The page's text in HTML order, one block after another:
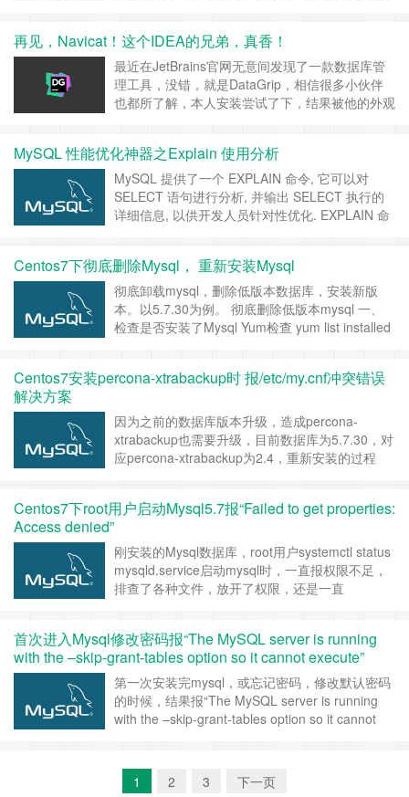
工具。今天就给大家推荐一个可以完美替代的工具
——DBeaver(Github开源)。 DBeaver 官网介绍
是一款适用于开发人员……继续阅读 »
再见，Navicat！这个IDEA的兄弟，真香！
最近在JetBrains官网无意间发现了一款数据库管
理工具，没错，就是DataGrip，相信很多小伙伴
也都所了解，本人安装尝试了下，结果被他的外观
第一眼看到 DataGrip 的时候，同样也会有一种惊
艳的感觉，就像刚从Eclipse切换到IDEA的时候，
除了被他的外……继续阅读 »
MySQL 性能优化神器之Explain 使用分析
MySQL 提供了一个 EXPLAIN 命令, 它可以对
SELECT 语句进行分析, 并输出 SELECT 执行的
详细信息, 以供开发人员针对性优化. EXPLAIN 命
EXPLAIN SELECT * from user_info WHERE id <
准……继续阅读 »
Centos7下彻底删除Mysql， 重新安装Mysql
彻底卸载mysql，删除低版本数据库，安装新版
本。以5.7.30为例。 彻底删除低版本mysql 一、
检查是否安装了Mysql Yum检查 yum list installed
remove ……继续阅读 »
Centos7安装percona-xtrabackup时 报/etc/my.cnf冲突错误
解决方案
因为之前的数据库版本升级，造成percona-
xtrabackup也需要升级，目前数据库为5.7.30，对
应percona-xtrabackup为2.4，重新安装的过程
percona-xtrabackup-24 已加载插件：
Centos7下root用户启动Mysql5.7报“Failed to get properties:
Access denied”
刚安装的Mysql数据库，root用户systemctl status
mysqld.service启动mysql时，一直报权限不足，
排查了各种文件，放开了权限，还是一直
权限也放开的情况下启动时，仍报权限不足，如
图： ……继续阅读 »
首次进入Mysql修改密码报“The MySQL server is running
with the –skip-grant-tables option so it cannot execute”
第一次安装完mysql，或忘记密码，修改默认密码
的时候，结果报“The MySQL server is running
with the –skip-grant-tables option so it cannot
阅读 »
1 2 3 下一页